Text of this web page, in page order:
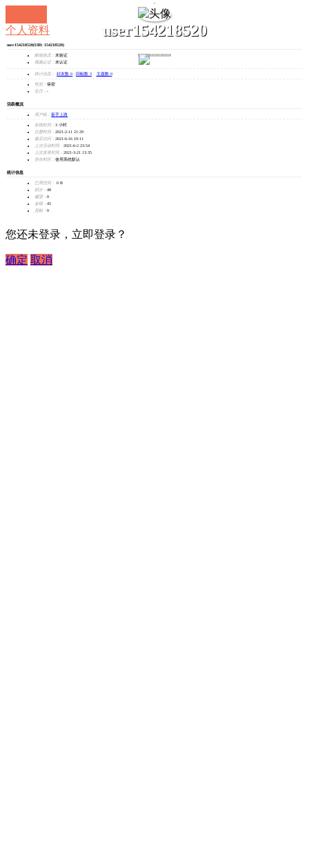
user154218520
发消息
个人资料
user154218520(UID: 154218520)
邮箱状态： 未验证
视频认证： 未认证
统计信息： 好友数 0 回帖数 3 主题数 0
性别： 保密
生日： -
活跃概况
用户组： 新手上路
在线时间： 3 小时
注册时间： 2021-2-11 21:29
最后访问： 2021-6-16 10:11
上次活动时间： 2021-6-2 23:54
上次发表时间： 2021-3-21 13:35
所在时区： 使用系统默认
统计信息
已用空间：
0 B
积分： 48
威望： 0
金钱： 45
贡献： 0
您还未登录，立即登录？
确定 取消